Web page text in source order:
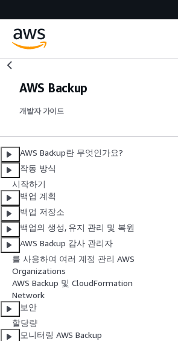
AWS Backup
개발자 가이드
AWS Backup란 무엇인가요?
작동 방식
시작하기
백업 계획
백업 저장소
백업의 생성, 유지 관리 및 복원
AWS Backup 감사 관리자
를 사용하여 여러 계정 관리 AWS
Organizations
AWS Backup 및 CloudFormation
Network
보안
할당량
모니터링 AWS Backup